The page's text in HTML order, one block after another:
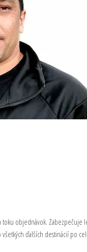
objednávok. Zabezpečuje
ďalších destinácií po